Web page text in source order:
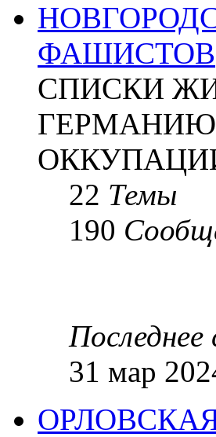
ФАШИСТОВ
СПИСКИ
22 Темы
190
Последнее
31 мар